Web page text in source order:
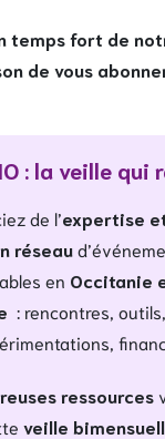
fort de
de vous
: la veille qui
de l’expertise
réseau
en Occitanie
: rencontres,
ressources
veille